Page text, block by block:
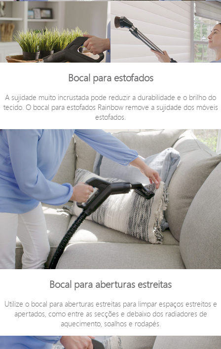
Bocal para estofados
A sujidade muito incrustada pode reduzir a durabilidade e o brilho do
tecido. O bocal para estofados Rainbow remove a sujidade dos móveis
estofados.
Bocal para aberturas estreitas
Utilize o bocal para aberturas estreitas para limpar espaços estreitos e
apertados, como entre as secções e debaixo dos radiadores de
aquecimento, soalhos e rodapés.